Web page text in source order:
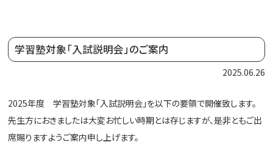
学習塾対象「入試説明会」のご案内
2025.06.26
2025年度 学習塾対象「入試説明会」を以下の要領で開催致します。
先生方におきましたは大変お忙しい時期とは存じますが、是非ともご出
席賜りますようご案内申し上げます。